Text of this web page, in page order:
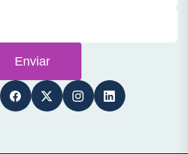
Enviar